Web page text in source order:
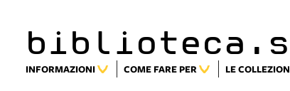
INFORMAZIONI COME FARE PER LE